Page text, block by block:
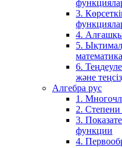
3.
4.
5.
6.
және
Алгебра рус
1.
2.
3.
функции
4.